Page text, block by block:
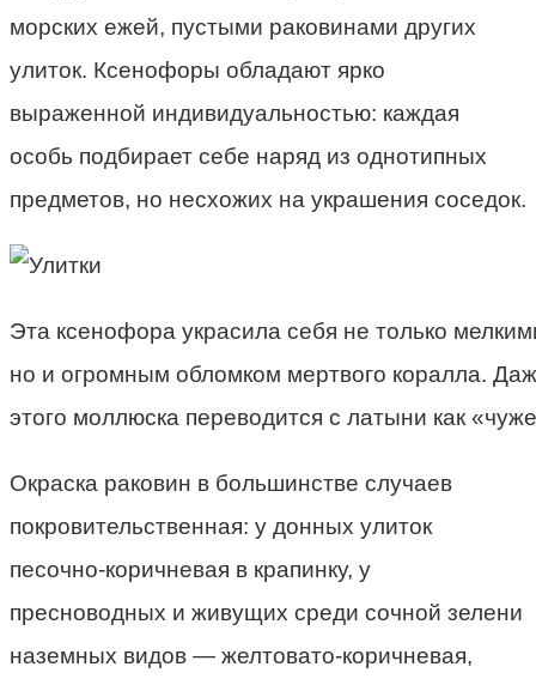
морских ежей, пустыми раковинами других
улиток. Ксенофоры обладают ярко
выраженной индивидуальностью: каждая
особь подбирает себе наряд из однотипных
предметов, но несхожих на украшения соседок.
Эта ксенофора украсила себя не только
но и огромным обломком мертвого коралла.
этого моллюска переводится с латыни как
Окраска раковин в большинстве случаев
покровительственная: у донных улиток
песочно-коричневая в крапинку, у
пресноводных и живущих среди сочной зелени
наземных видов — желтовато-коричневая,